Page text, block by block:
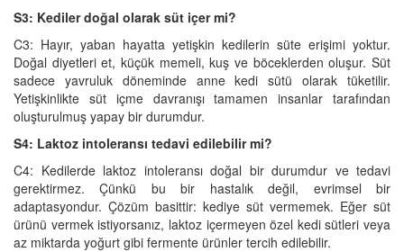
S3: Kediler doğal olarak süt içer mi?
C3: Hayır, yaban hayatta yetişkin kedilerin süte erişimi yoktur.
Doğal diyetleri et, küçük memeli, kuş ve böceklerden oluşur. Süt
sadece yavruluk döneminde anne kedi sütü olarak tüketilir.
Yetişkinlikte süt içme davranışı tamamen insanlar tarafından
oluşturulmuş yapay bir durumdur.
S4: Laktoz intoleransı tedavi edilebilir mi?
C4: Kedilerde laktoz intoleransı doğal bir durumdur ve tedavi
gerektirmez. Çünkü bu bir hastalık değil, evrimsel bir
adaptasyondur. Çözüm basittir: kediye süt vermemek. Eğer süt
ürünü vermek istiyorsanız, laktoz içermeyen özel kedi sütleri veya
az miktarda yoğurt gibi fermente ürünler tercih edilebilir.